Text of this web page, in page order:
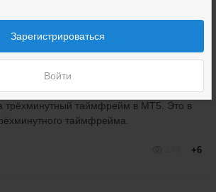
Зарегистрироваться
Войти
В любом МТ5 есть 3 минутные
Нужнго только настроить их и все.
трёхминутный таймфрейм в МТ5. Это в
таймфрейма.
+6